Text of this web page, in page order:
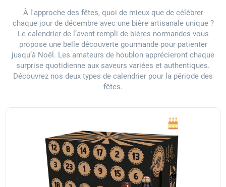
À l'approche des fêtes, quoi de mieux que de célébrer
chaque jour de décembre avec une bière artisanale unique ?
Le calendrier de l’avent rempli de bières normandes vous
propose une belle découverte gourmande pour patienter
jusqu’à Noël. Les amateurs de houblon apprécieront chaque
surprise quotidienne aux saveurs variées et authentiques.
Découvrez nos deux types de calendrier pour la période des
fêtes.